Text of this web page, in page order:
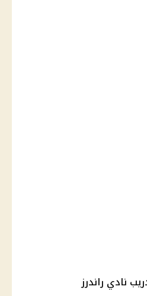
نادي راندرز